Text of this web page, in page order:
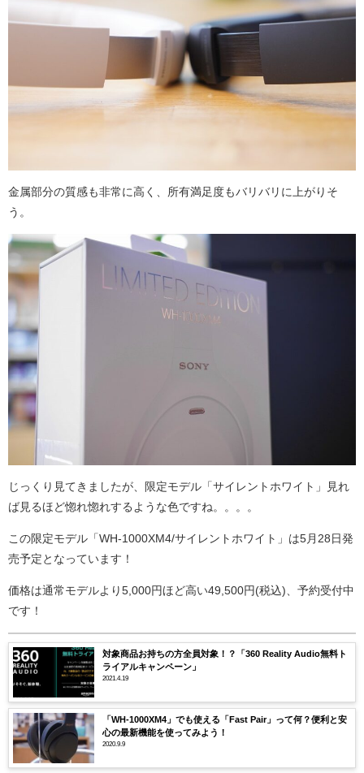
金属部分の質感も非常に高く、所有満足度もバリバリに上がりそ
う。
じっくり見てきましたが、限定モデル「サイレントホワイト」見れ
ば見るほど惚れ惚れするような色ですね。。。。
この限定モデル「WH-1000XM4/サイレントホワイト」は5月28日発
売予定となっています！
価格は通常モデルより5,000円ほど高い49,500円(税込)、予約受付中
です！
対象商品お持ちの方全員対象！？「360 Reality Audio無料ト
ライアルキャンペーン」
2021.4.19
「WH-1000XM4」でも使える「Fast Pair」って何？便利と安
心の最新機能を使ってみよう！
2020.9.9